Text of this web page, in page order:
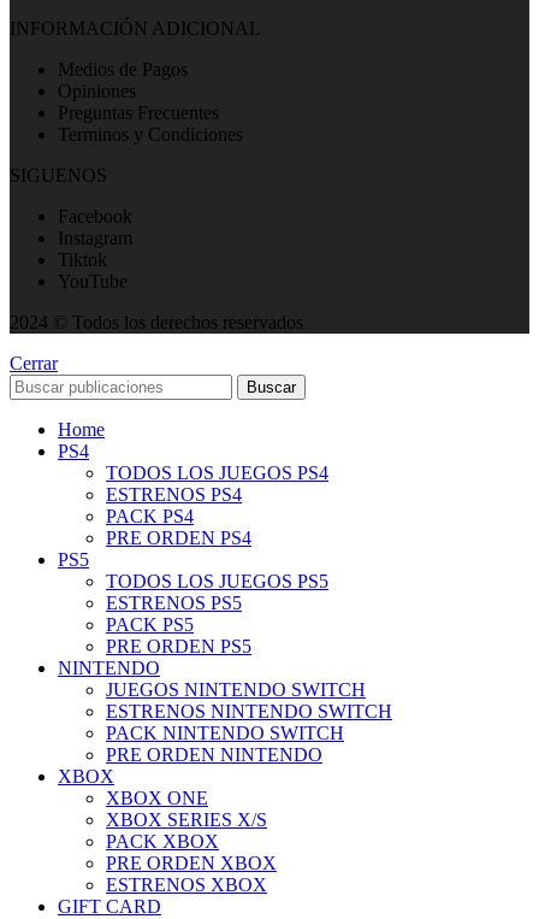
INFORMACIÓN ADICIONAL
Medios de Pagos
Opiniones
Preguntas Frecuentes
Terminos y Condiciones
SIGUENOS
Facebook
Instagram
Tiktok
YouTube
2024 © Todos los derechos reservados
Cerrar
Buscar
Home
PS4
TODOS LOS JUEGOS PS4
ESTRENOS PS4
PACK PS4
PRE ORDEN PS4
PS5
TODOS LOS JUEGOS PS5
ESTRENOS PS5
PACK PS5
PRE ORDEN PS5
NINTENDO
JUEGOS NINTENDO SWITCH
ESTRENOS NINTENDO SWITCH
PACK NINTENDO SWITCH
PRE ORDEN NINTENDO
XBOX
XBOX ONE
XBOX SERIES X/S
PACK XBOX
PRE ORDEN XBOX
ESTRENOS XBOX
GIFT CARD